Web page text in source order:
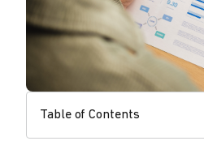
Table of Contents